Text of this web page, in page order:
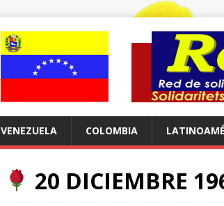
VENEZUELA COLOMBIA
20 DICIEMBRE